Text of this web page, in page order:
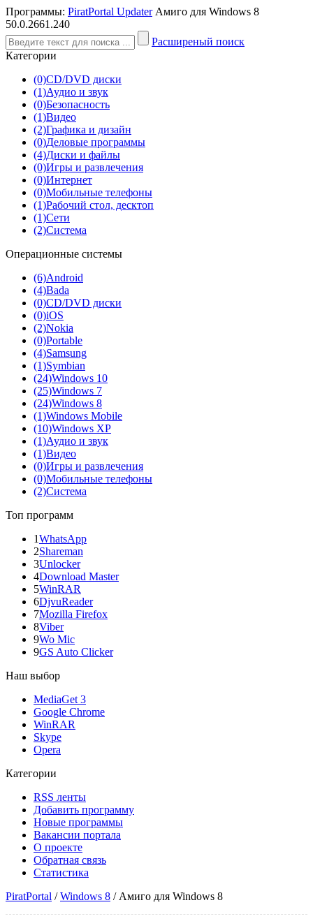
Программы: PiratPortal Updater Амиго для Windows 8
50.0.2661.240
Расширеный поиск
Категории
(0)CD/DVD диски
(1)Аудио и звук
(0)Безопасность
(1)Видео
(2)Графика и дизайн
(0)Деловые программы
(4)Диски и файлы
(0)Игры и развлечения
(0)Интернет
(0)Мобильные телефоны
(1)Рабочий стол, десктоп
(1)Сети
(2)Система
Операционные системы
(6)Android
(4)Bada
(0)CD/DVD диски
(0)iOS
(2)Nokia
(0)Portable
(4)Samsung
(1)Symbian
(24)Windows 10
(25)Windows 7
(24)Windows 8
(1)Windows Mobile
(10)Windows XP
(1)Аудио и звук
(1)Видео
(0)Игры и развлечения
(0)Мобильные телефоны
(2)Система
Топ программ
1WhatsApp
2Shareman
3Unlocker
4Download Master
5WinRAR
6DjvuReader
7Mozilla Firefox
8Viber
9Wo Mic
9GS Auto Clicker
Наш выбор
MediaGet 3
Google Chrome
WinRAR
Skype
Opera
Категории
RSS ленты
Добавить программу
Новые программы
Вакансии портала
О проекте
Обратная связь
Статистика
PiratPortal /Windows 8 / Амиго для Windows 8